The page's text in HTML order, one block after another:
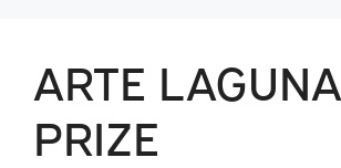
ARTE LAGUNA
PRIZE